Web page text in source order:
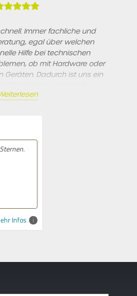
Immer fachliche und
egal über welchen
Hilfe bei technischen
ob mit Hardware oder
Geräten. Dadurch ist uns ein
und Endgeräte möglich.
Erstklassige
Infos